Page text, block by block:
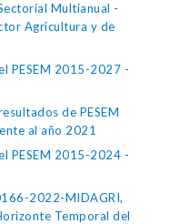
Multianual -
Agricultura y de
PESEM 2015-2027 -
de PESEM
al año 2021
PESEM 2015-2024 -
2022-MIDAGRI,
Temporal del